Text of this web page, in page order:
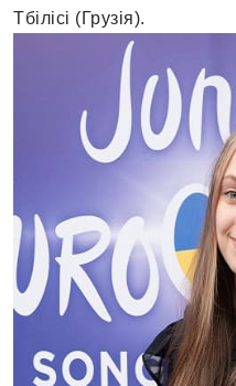
Тбілісі (Грузія).